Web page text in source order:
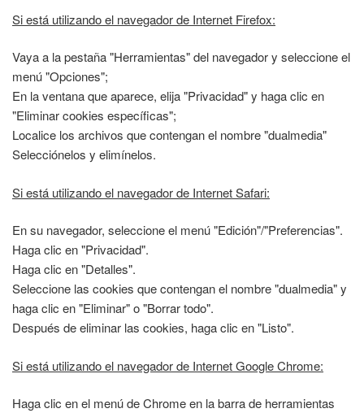
Si está utilizando el navegador de Internet Firefox:
Vaya a la pestaña "Herramientas" del navegador y seleccione el
menú "Opciones";
En la ventana que aparece, elija "Privacidad" y haga clic en
"Eliminar cookies específicas";
Localice los archivos que contengan el nombre "dualmedia"
Selecciónelos y elimínelos.
Si está utilizando el navegador de Internet Safari:
En su navegador, seleccione el menú "Edición"/"Preferencias".
Haga clic en "Privacidad".
Haga clic en "Detalles".
Seleccione las cookies que contengan el nombre "dualmedia" y
haga clic en "Eliminar" o "Borrar todo".
Después de eliminar las cookies, haga clic en "Listo".
Si está utilizando el navegador de Internet Google Chrome:
Haga clic en el menú de Chrome en la barra de herramientas